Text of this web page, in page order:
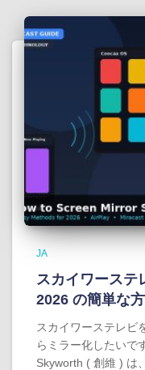
JA
スカイワーステ
2026 の簡単な
スカイワーステレビ
らミラー化したいで
Skyworth ( 創維 ) は